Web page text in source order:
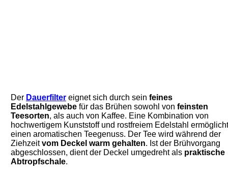
Der Dauerfilter eignet sich durch sein feines
Edelstahlgewebe für das Brühen sowohl von feinsten
Teesorten, als auch von Kaffee. Eine Kombination von
hochwertigem Kunststoff und rostfreiem Edelstahl ermöglicht
einen aromatischen Teegenuss. Der Tee wird während der
Ziehzeitvom Deckel warm gehalten. Ist der Brühvorgang
abgeschlossen, dient der Deckel umgedreht als praktische
Abtropfschale.